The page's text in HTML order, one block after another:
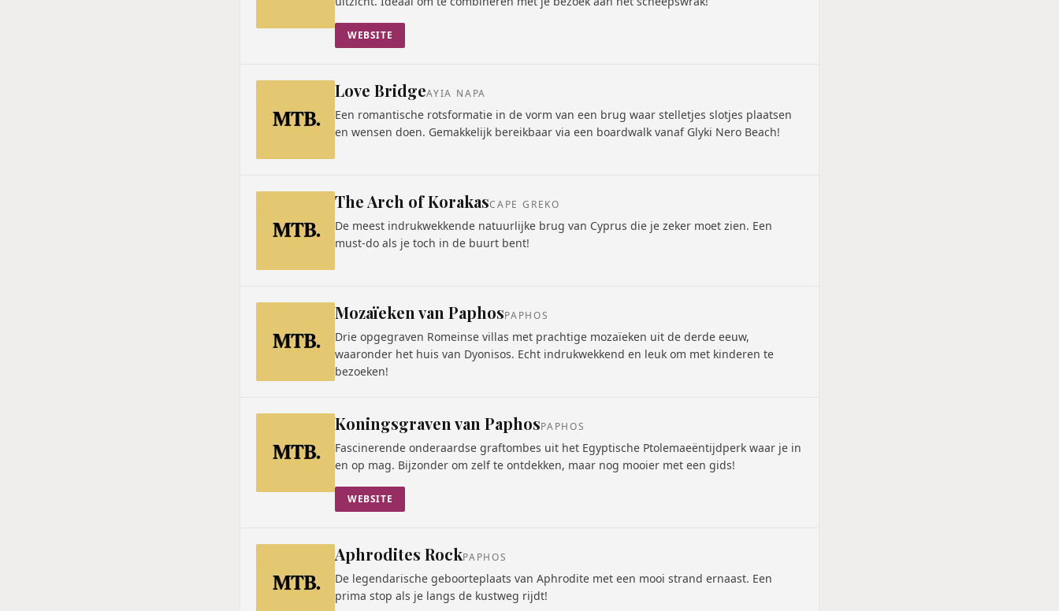
WEBSITE
Love BridgeAYIA NAPA
Een romantische rotsformatie in de vorm van een brug waar stelletjes slotjes plaatsen
en wensen doen. Gemakkelijk bereikbaar via een boardwalk vanaf Glyki Nero Beach!
The Arch of KorakasCAPE GREKO
De meest indrukwekkende natuurlijke brug van Cyprus die je zeker moet zien. Een
must-do als je toch in de buurt bent!
Mozaïeken van PaphosPAPHOS
Drie opgegraven Romeinse villas met prachtige mozaïeken uit de derde eeuw,
waaronder het huis van Dyonisos. Echt indrukwekkend en leuk om met kinderen te
bezoeken!
Koningsgraven van PaphosPAPHOS
Fascinerende onderaardse graftombes uit het Egyptische Ptolemaeëntijdperk waar je in
en op mag. Bijzonder om zelf te ontdekken, maar nog mooier met een gids!
WEBSITE
Aphrodites RockPAPHOS
De legendarische geboorteplaats van Aphrodite met een mooi strand ernaast. Een
prima stop als je langs de kustweg rijdt!